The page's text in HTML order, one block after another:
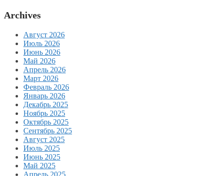
Archives
Август 2026
Июль 2026
Июнь 2026
Май 2026
Апрель 2026
Март 2026
Февраль 2026
Январь 2026
Декабрь 2025
Ноябрь 2025
Октябрь 2025
Сентябрь 2025
Август 2025
Июль 2025
Июнь 2025
Май 2025
Апрель 2025